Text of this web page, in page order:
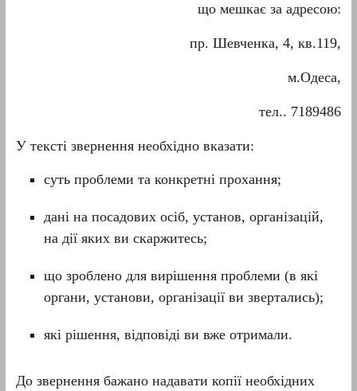
що мешкає за адресою:
пр. Шевченка, 4, кв.119,
м.Одеса,
тел.. 7189486
У тексті звернення необхідно вказати:
суть проблеми та конкретні прохання;
дані на посадових осіб, установ, організацій,
на дії яких ви скаржитесь;
що зроблено для вирішення проблеми (в які
органи, установи, організації ви звертались);
які рішення, відповіді ви вже отримали.
До звернення бажано надавати копії необхідних